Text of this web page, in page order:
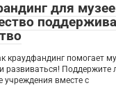
для
краудфандинг помогает
развиваться!
учреждения вместе с